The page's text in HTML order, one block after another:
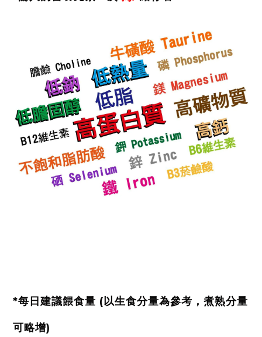
*每日建議餵食量 (以生食分量為參考，煮熟分量
可略增)